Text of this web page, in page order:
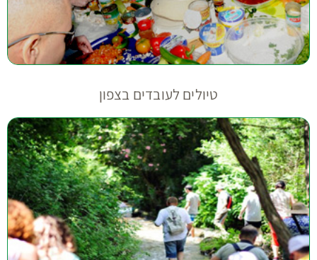
טיולים לעובדים בצפון